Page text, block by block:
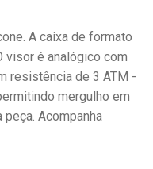
A caixa de formato
visor é analógico com
resistência de 3 ATM -
mergulho em
Acompanha